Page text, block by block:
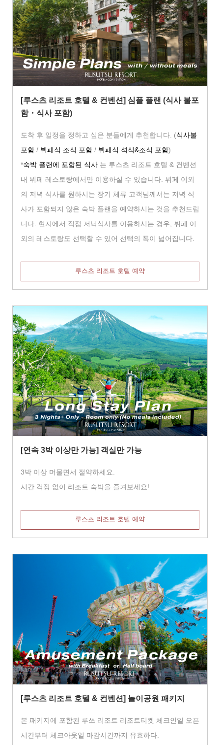
[루스츠 리조트 호텔 & 컨벤션] 심플 플랜 (식사 불포
함・식사 포함)
도착 후 일정을 정하고 싶은 분들에게 추천합니다. (식사불
포함/ 뷔페식 조식 포함/ 뷔페식 석식&조식 포함)
*숙박 플랜에 포함된 식사는 루스츠 리조트 호텔 & 컨벤션
내 뷔페 레스토랑에서만 이용하실 수 있습니다. 뷔페 이외
의 저녁 식사를 원하시는 장기 체류 고객님께서는 저녁 식
사가 포함되지 않은 숙박 플랜을 예약하시는 것을 추천드립
니다. 현지에서 직접 저녁식사를 이용하시는 경우, 뷔페 이
외의 레스토랑도 선택할 수 있어 선택의 폭이 넓어집니다.
루스츠 리조트 호텔 예약
[연속 3박 이상만 가능] 객실만 가능
3박 이상 머물면서 절약하세요.
시간 걱정 없이 리조트 숙박을 즐겨보세요!
루스츠 리조트 호텔 예약
[루스츠 리조트 호텔 & 컨벤션] 놀이공원 패키지
본 패키지에 포함된 루쓰 리조트 리조트티켓 체크인일 오픈
시간부터 체크아웃일 마감시간까지 유효하다.